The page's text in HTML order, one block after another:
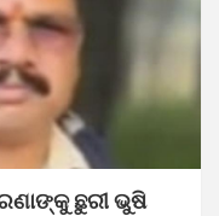
ଛୁରୀ ଭୁଷି